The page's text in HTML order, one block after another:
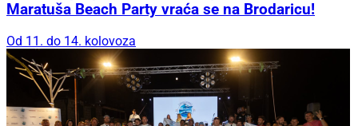
Maratuša Beach Party vraća se na Brodaricu!
Od 11. do 14. kolovoza